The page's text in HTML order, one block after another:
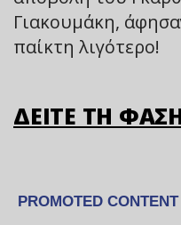
Γιακουμάκη,
παίκτη λιγότερο!
ΔΕΙΤΕ ΤΗ